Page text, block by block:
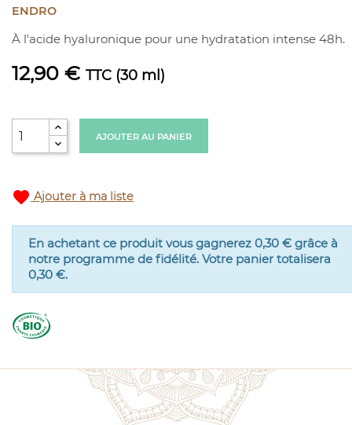
ENDRO
À l'acide hyaluronique pour une hydratation intense 48h.
12,90 € TTC (30 ml)
AJOUTER AU PANIER
favorite Ajouter à ma liste
En achetant ce produit vous gagnerez 0,30 € grâce à
notre programme de fidélité. Votre panier totalisera
0,30 €.